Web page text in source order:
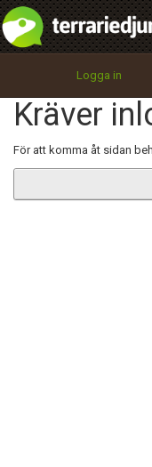
Logga in
Kräver
För att komma åt sidan
integritetspolicy
Namn:
Epost:
Begär nytt lösenord